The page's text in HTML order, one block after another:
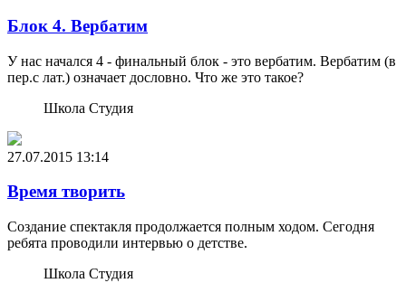
Блок 4. Вербатим
У нас начался 4 - финальный блок - это вербатим. Вербатим (в
пер.с лат.) означает дословно. Что же это такое?
Школа Студия
27.07.2015 13:14
Время творить
Создание спектакля продолжается полным ходом. Сегодня
ребята проводили интервью о детстве.
Школа Студия